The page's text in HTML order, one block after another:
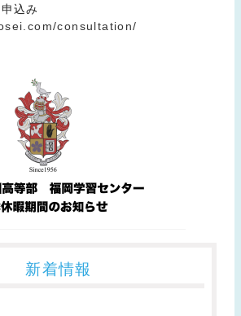
込み
consultation/
新着情報